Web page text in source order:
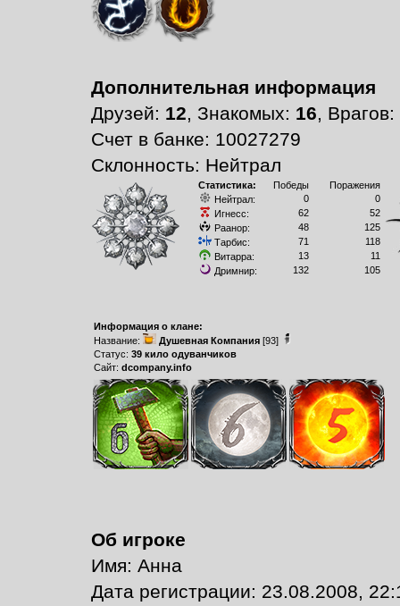
Дополнительная информация
Друзей: 12, Знакомых: 16, Врагов:
Счет в банке: 10027279
Склонность: Нейтрал
Статистика: Победы
Поражения
Нейтрал:
0
0
Игнесс:
62
52
Раанор:
48
125
Тарбис:
71
118
Витарра:
13
11
Дримнир:
132 105
Информация о клане:
Название:
Душевная Компания[93]
Статус: 39 кило одуванчиков
Сайт: dcompany.info
Об игроке
Имя: Анна
Дата регистрации: 23.08.2008,